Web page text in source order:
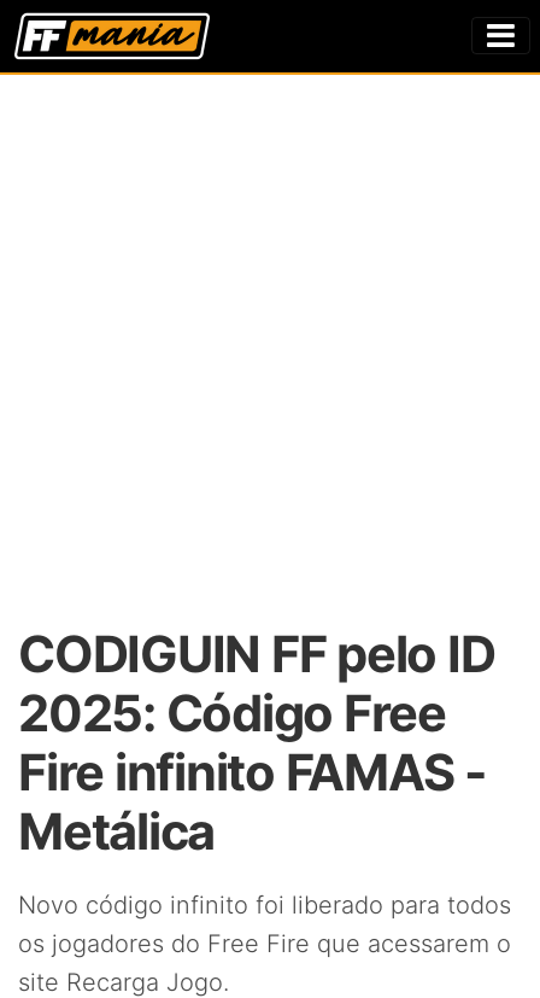
CODIGUIN FF pelo ID
2025: Código Free
Fire infinito FAMAS -
Metálica
Novo código infinito foi liberado para todos
os jogadores do Free Fire que acessarem o
site Recarga Jogo.